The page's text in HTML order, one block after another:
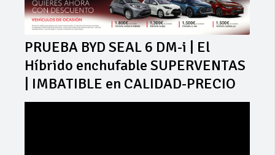
PRUEBA BYD SEAL 6 DM-i | El
Híbrido enchufable SUPERVENTAS
| IMBATIBLE en CALIDAD-PRECIO